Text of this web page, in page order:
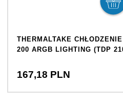
THERMALTAKE
200 ARGB LIGHTING (TDP
167,18 PLN